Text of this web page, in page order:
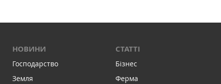
НОВИНИ
Господарство
Земля
СТАТТІ
Бізнес
Ферма